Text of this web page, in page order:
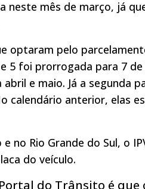
neste mês de março, já
optaram pelo
5 foi prorrogada para 7
e maio. Já a segunda
calendário anterior, elas
no Rio Grande do Sul, o
do veículo.
do Trânsito é